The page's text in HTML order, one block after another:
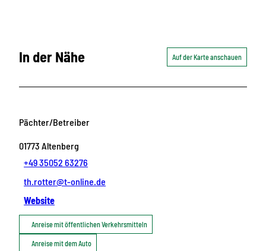
In der Nähe Auf der Karte anschauen
Pächter/Betreiber
01773 Altenberg
+49 35052 63276
th.rotter@t-online.de
Website
Anreise mit öffentlichen Verkehrsmitteln
Anreise mit dem Auto